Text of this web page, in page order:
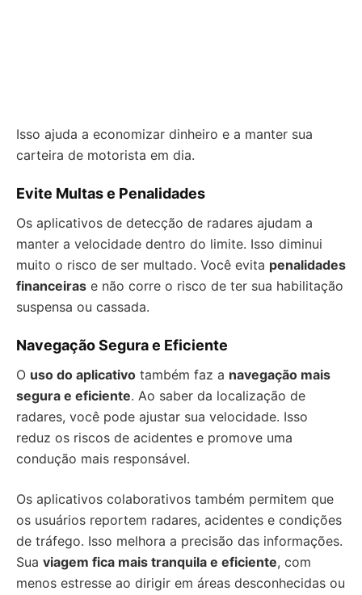
Isso ajuda a economizar dinheiro e a manter sua
carteira de motorista em dia.
Evite Multas e Penalidades
Os aplicativos de detecção de radares ajudam a
manter a velocidade dentro do limite. Isso diminui
muito o risco de ser multado. Você evita penalidades
financeiras e não corre o risco de ter sua habilitação
suspensa ou cassada.
Navegação Segura e Eficiente
O uso do aplicativo também faz a navegação mais
segura e eficiente. Ao saber da localização de
radares, você pode ajustar sua velocidade. Isso
reduz os riscos de acidentes e promove uma
condução mais responsável.
Os aplicativos colaborativos também permitem que
os usuários reportem radares, acidentes e condições
de tráfego. Isso melhora a precisão das informações.
Sua viagem fica mais tranquila e eficiente, com
menos estresse ao dirigir em áreas desconhecidas ou